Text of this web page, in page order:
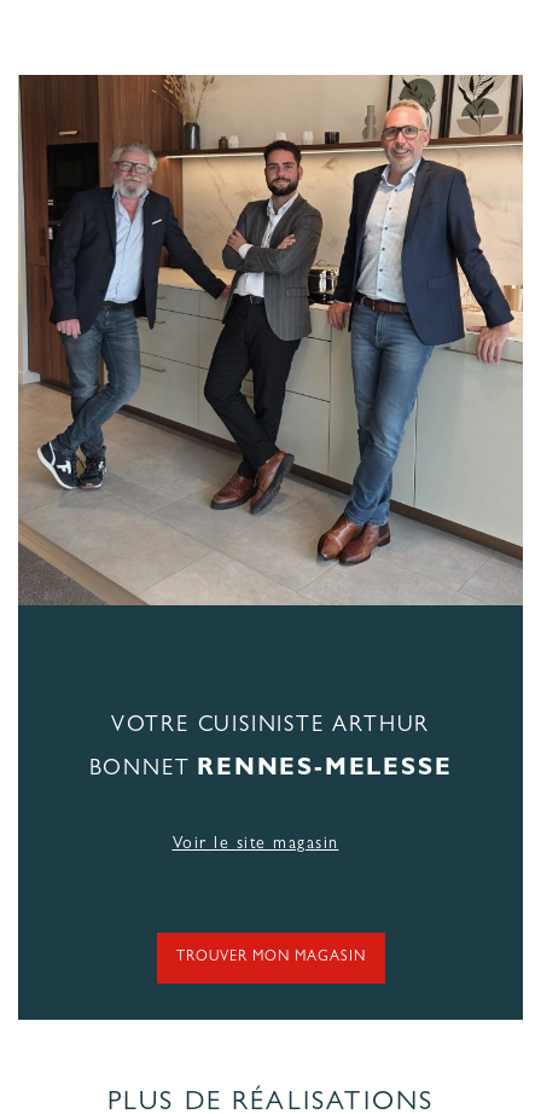
VOTRE CUISINISTE ARTHUR
BONNET
RENNES-MELESSE
Voir le site magasin
TROUVER MON MAGASIN
PLUS DE RÉALISATIONS